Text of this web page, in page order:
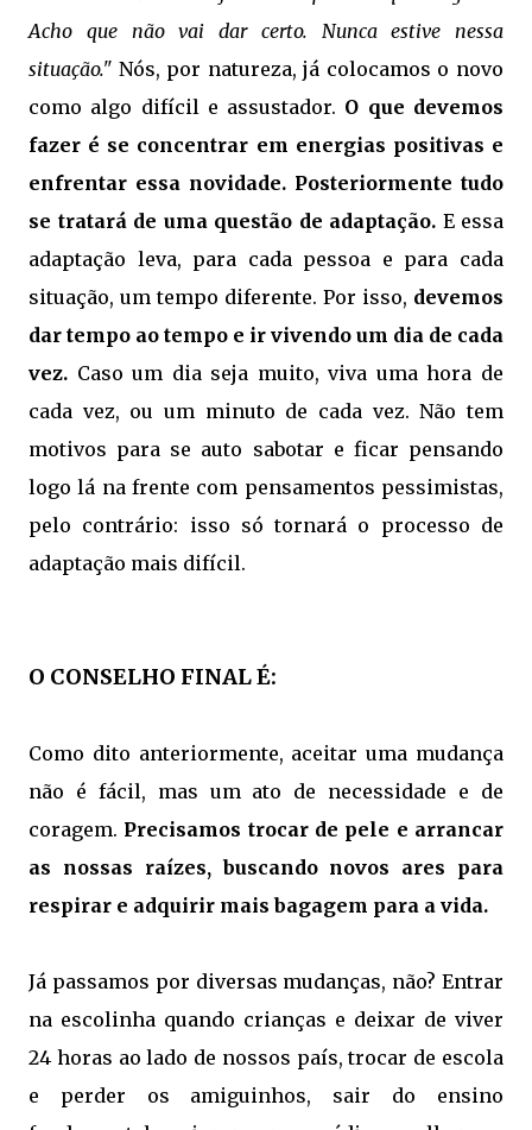
Acho que não vai dar certo. Nunca estive nessa
situação." Nós, por natureza, já colocamos o novo
como algo difícil e assustador. O que devemos
fazer é se concentrar em energias positivas e
enfrentar essa novidade. Posteriormente tudo
se tratará de uma questão de adaptação. E essa
adaptação leva, para cada pessoa e para cada
situação, um tempo diferente. Por isso, devemos
dar tempo ao tempo e ir vivendo um dia de cada
vez. Caso um dia seja muito, viva uma hora de
cada vez, ou um minuto de cada vez. Não tem
motivos para se auto sabotar e ficar pensando
logo lá na frente com pensamentos pessimistas,
pelo contrário: isso só tornará o processo de
adaptação mais difícil.
O CONSELHO FINAL É:
Como dito anteriormente, aceitar uma mudança
não é fácil, mas um ato de necessidade e de
coragem. Precisamos trocar de pele e arrancar
as nossas raízes, buscando novos ares para
respirar e adquirir mais bagagem para a vida.
Já passamos por diversas mudanças, não? Entrar
na escolinha quando crianças e deixar de viver
24 horas ao lado de nossos país, trocar de escola
e perder os amiguinhos, sair do ensino